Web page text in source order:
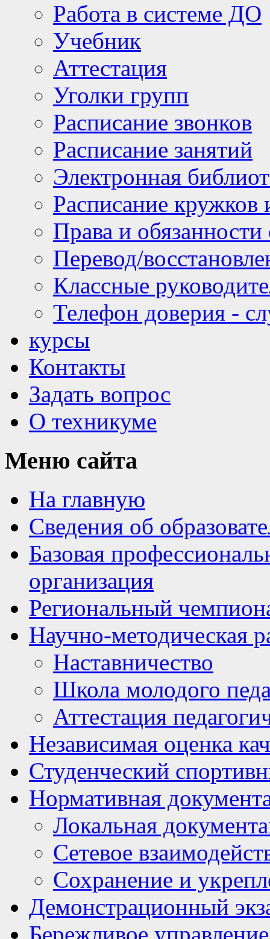
Работа в системе ДО
Учебник
Аттестация
Уголки групп
Расписание звонков
Расписание занятий
Электронная
Расписание кружков
Права и
Перевод/
Классные
Телефон доверия -
курсы
Контакты
Задать вопрос
О техникуме
Меню сайта
На главную
Сведения об
Базовая
организация
Региональный
Научно-методическая
Наставничество
Школа молодого
Аттестация
Независимая оценка
Студенческий
Нормативная
Локальная
Сетевое
Сохранение и
Демонстрационный